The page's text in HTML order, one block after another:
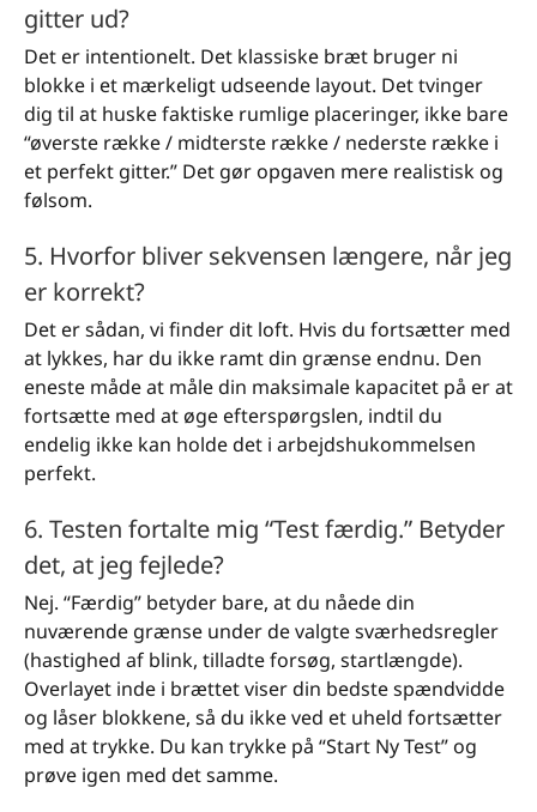
gitter ud?
Det er intentionelt. Det klassiske bræt bruger ni
blokke i et mærkeligt udseende layout. Det tvinger
dig til at huske faktiske rumlige placeringer, ikke bare
“øverste række / midterste række / nederste række i
et perfekt gitter.” Det gør opgaven mere realistisk og
følsom.
5. Hvorfor bliver sekvensen længere, når jeg
er korrekt?
Det er sådan, vi finder dit loft. Hvis du fortsætter med
at lykkes, har du ikke ramt din grænse endnu. Den
eneste måde at måle din maksimale kapacitet på er at
fortsætte med at øge efterspørgslen, indtil du
endelig ikke kan holde det i arbejdshukommelsen
perfekt.
6. Testen fortalte mig “Test færdig.” Betyder
det, at jeg fejlede?
Nej. “Færdig” betyder bare, at du nåede din
nuværende grænse under de valgte sværhedsregler
(hastighed af blink, tilladte forsøg, startlængde).
Overlayet inde i brættet viser din bedste spændvidde
og låser blokkene, så du ikke ved et uheld fortsætter
med at trykke. Du kan trykke på “Start Ny Test” og
prøve igen med det samme.